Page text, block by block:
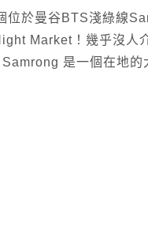
位於曼谷BTS淺綠線
Market！幾乎沒人
是一個在地